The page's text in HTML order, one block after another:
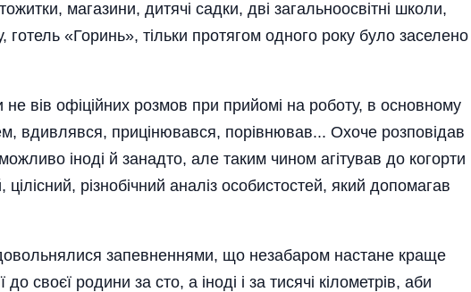
магазини, дитячі садки, дві загальноосвітні школи,
готель «Горинь», тільки протягом одного року було заселено
вів офіцій­них розмов при прийомі на роботу, в основному
вдивлявся, прицінювався, порівнював... Охоче­ розповідав
іноді й занадто, але таким чином агітував до когорти
різно­бічний аналіз особистостей, який допомагав
запевненнями, що незабаром настане краще
своєї родини за сто, а іноді і за тисячі кілометрів, аби